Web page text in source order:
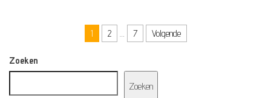
Berichten paginering
1 2 … 7 Volgende
Zoeken
Zoeken